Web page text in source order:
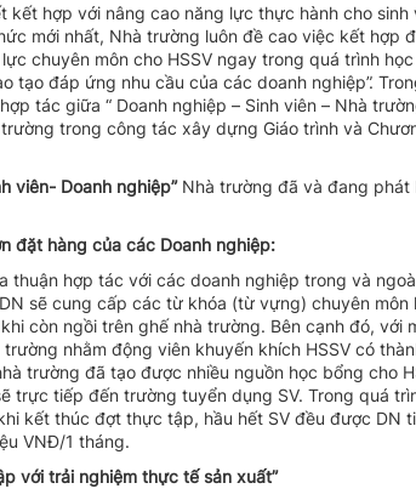
kết hợp với nâng cao năng lực thực hành cho
mới nhất, Nhà trường luôn đề cao việc kết hợp
chuyên môn cho HSSV ngay trong quá trình
tạo đáp ứng nhu cầu của các doanh nghiệp”.
tác giữa “ Doanh nghiệp – Sinh viên – Nhà
trong công tác xây dựng Giáo trình và
viên- Doanh nghiệp” Nhà trường đã và đang phát
đặt hàng của các Doanh nghiệp:
thuận hợp tác với các doanh nghiệp trong và
sẽ cung cấp các từ khóa (từ vựng) chuyên
còn ngồi trên ghế nhà trường. Bên cạnh đó, với
trường nhằm động viên khuyến khích HSSV có
trường đã tạo được nhiều nguồn học bổng cho
trực tiếp đến trường tuyển dụng SV. Trong quá
kết thúc đợt thực tập, hầu hết SV đều được DN
VNĐ/1 tháng.
với trải nghiệm thực tế sản xuất”